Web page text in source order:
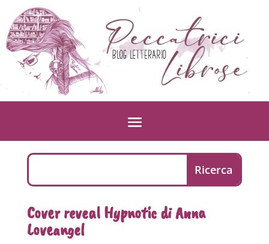
Cover reveal Hypnotic di Anna
Loveangel